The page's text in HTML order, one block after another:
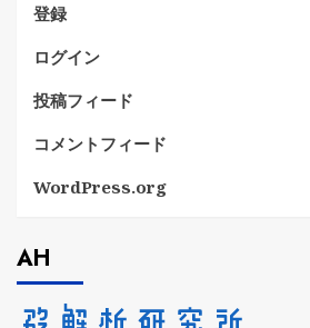
登録
ログイン
投稿フィード
コメントフィード
WordPress.org
AH